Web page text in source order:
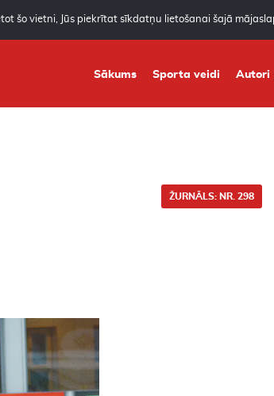
šo vietni, Jūs piekrītat sīkdatņu lietošanai šajā
Sākums Sporta veidi Autori
ŽURNĀLS: NR. 298